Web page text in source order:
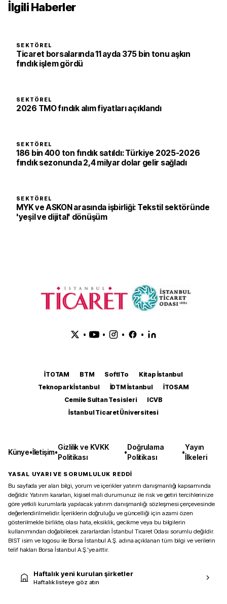
İlgili Haberler
SEKTÖREL
Ticaret borsalarında 11 ayda 375 bin tonu aşkın
fındık işlem gördü
SEKTÖREL
2026 TMO fındık alım fiyatları açıklandı
SEKTÖREL
186 bin 400 ton fındık satıldı: Türkiye 2025-2026
fındık sezonunda 2,4 milyar dolar gelir sağladı
SEKTÖREL
MYK ve ASKON arasında işbirliği: Tekstil sektöründe
'yeşil ve dijital' dönüşüm
• • • •
İTOTAM BTM SoftITo
Kitap İstanbul
Teknopark İstanbul
İDTM İstanbul
İTOSAM
Cemile Sultan Tesisleri
ICVB
İstanbul Ticaret Üniversitesi
Künye•İletişim•
Gizlilik ve KVKK
Politikası
•
Doğrulama
Politikası
•
Yayın
İlkeleri
YASAL UYARI VE SORUMLULUK REDDİ
Bu sayfada yer alan bilgi, yorum ve içerikler yatırım danışmanlığı kapsamında
değildir. Yatırım kararları, kişisel mali durumunuz ile risk ve getiri tercihlerinize
göre yetkili kurumlarla yapılacak yatırım danışmanlığı sözleşmesi çerçevesinde
değerlendirilmelidir. İçeriklerin doğruluğu ve güncelliği için azami özen
gösterilmekle birlikte, olası hata, eksiklik, gecikme veya bu bilgilerin
kullanımından doğabilecek zararlardan İstanbul Ticaret Odası sorumlu değildir.
BIST isim ve logosu ile Borsa İstanbul A.Ş. adına açıklanan tüm bilgi ve verilerin
telif hakları Borsa İstanbul A.Ş.’ye aittir.
Haftalık yeni kurulan şirketler
Haftalık listeye göz atın